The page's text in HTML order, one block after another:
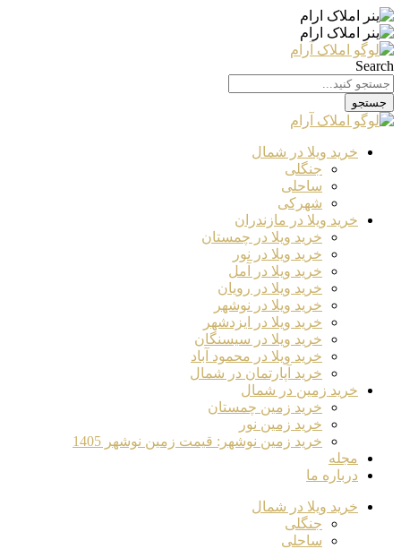
Search
جستجو
خرید ویلا در شمال
جنگلی
ساحلی
شهرکی
خرید ویلا در مازندران
خرید ویلا در چمستان
خرید ویلا در نور
خرید ویلا در آمل
خرید ویلا در رویان
خرید ویلا در نوشهر
خرید ویلا در ایزدشهر
خرید ویلا در سیسنگان
خرید ویلا در محمود آباد
خرید آپارتمان در شمال
خرید زمین در شمال
خرید زمین چمستان
خرید زمین نور
خرید زمین نوشهر: قیمت زمین نوشهر 1405
مجله
درباره ما
خرید ویلا در شمال
جنگلی
ساحلی